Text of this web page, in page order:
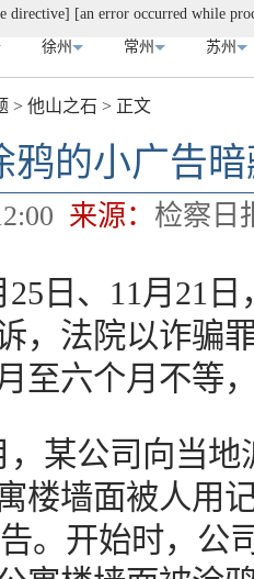
directive] [an error occurred while
徐州 常州 苏州
> 他山之石 > 正文
鸦的小广告
来源： 检察
日、11月21日
，法院以诈骗
至六个月不等
某公司向当地
楼墙面被人用
。开始时，公